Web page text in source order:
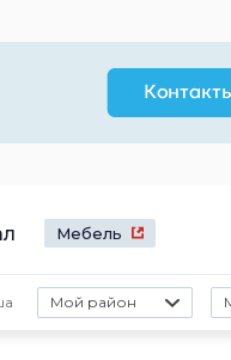
Мебель
Мой район